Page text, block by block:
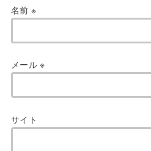
名前 ※
メール※
サイト